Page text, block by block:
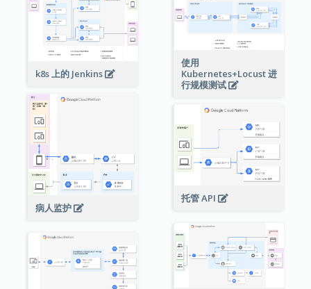
k8s 上的 Jenkins
使用
Kubernetes+Locust 进
行规模测试
病人监护
托管 API